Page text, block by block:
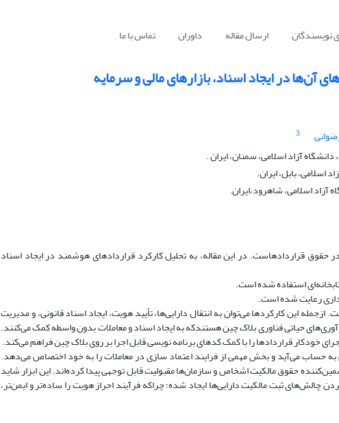
نویسندگان ارسال مقاله داوران تماس با ما
آن‌ها در ایجاد اسناد، بازارهای مالی و سرمایه
3
آزاد اسلامی، سمنان، ایران .
اسلامی، بابل، ایران.
آزاد اسلامی، شاهرود،ایران.
حقوق قراردادهاست. در این مقاله، به تحلیل کارکرد قراردادهای هوشمند در ایجاد اسناد
استفاده ‌شده است.
رعایت شده است.
این کارکردها می‌توان به انتقال دارایی‌ها، تأیید هویت، ایجاد اسناد قانونی، و مدیریت
حیاتی فناوری بلاک ­چین هستند­که به­ ایجاد اسناد و معاملات بدون واسطه کمک می‌کنند.
خودکار قراردادها را با کمک کدهای برنامه ‌نویسی قابل‌ اجرا بر روی بلاک ­چین فراهم می‌کند.
به‌ حساب می‌آید و بخش مهمی از فرایند اعتماد سازی در معاملات را به خود اختصاص می‌دهد.
حقوق مالکیت اشخاص و سازمان‌ها مقبولیت قابل‌ توجهی پیدا کرده‌اند. این ابزار شاید
چالش‌های ثبت مالکیت دارایی‌ها ایجاد شده؛ چراکه فرآیند احراز هویت را ساده‌تر و ایمن‌تر،